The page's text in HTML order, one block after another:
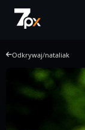
Odkrywaj/nataliak